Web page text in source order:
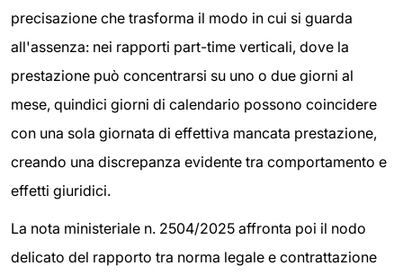
precisazione che trasforma il modo in cui si guarda
all'assenza: nei rapporti part-time verticali, dove la
prestazione può concentrarsi su uno o due giorni al
mese, quindici giorni di calendario possono coincidere
con una sola giornata di effettiva mancata prestazione,
creando una discrepanza evidente tra comportamento e
effetti giuridici.
La nota ministeriale n. 2504/2025 affronta poi il nodo
delicato del rapporto tra norma legale e contrattazione